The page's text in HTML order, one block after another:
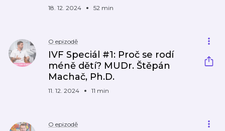
18. 12. 2024 52 min
O epizodě
IVF Speciál #1: Proč se rodí
méně dětí? MUDr. Štěpán
Machač, Ph.D.
11. 12. 2024 11 min
O epizodě